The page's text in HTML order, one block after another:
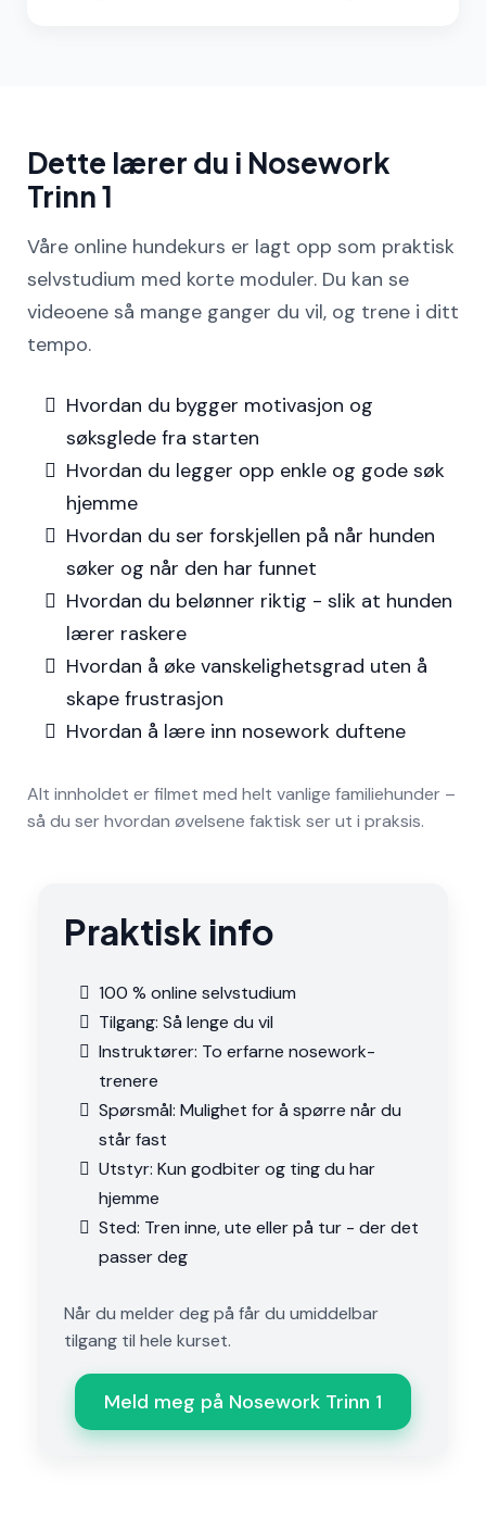
Dette lærer du i Nosework
Trinn 1
Våre online hundekurs er lagt opp som praktisk
selvstudium med korte moduler. Du kan se
videoene så mange ganger du vil, og trene i ditt
tempo.
Hvordan du bygger motivasjon og
søksglede fra starten
Hvordan du legger opp enkle og gode søk
hjemme
Hvordan du ser forskjellen på når hunden
søker og når den har funnet
Hvordan du belønner riktig - slik at hunden
lærer raskere
Hvordan å øke vanskelighetsgrad uten å
skape frustrasjon
Hvordan å lære inn nosework duftene
Alt innholdet er filmet med helt vanlige familiehunder –
så du ser hvordan øvelsene faktisk ser ut i praksis.
Praktisk info
100 % online selvstudium
Tilgang: Så lenge du vil
Instruktører: To erfarne nosework-
trenere
Spørsmål: Mulighet for å spørre når du
står fast
Utstyr: Kun godbiter og ting du har
hjemme
Sted: Tren inne, ute eller på tur - der det
passer deg
Når du melder deg på får du umiddelbar
tilgang til hele kurset.
Meld meg på Nosework Trinn 1